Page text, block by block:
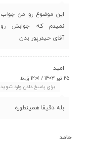
این موضوع رو من جواب
نمیدم که جوابش رو
آقای حیدرپور بدن
امید
25 تیر 1403 / 12:01 ق.ظ
برای پاسخ دادن وارد شوید
بله دقیقا همینطوره
حامد